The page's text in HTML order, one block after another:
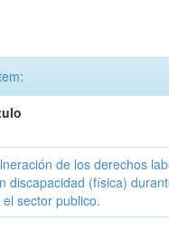
de los derechos
discapacidad (física)
el sector publico.